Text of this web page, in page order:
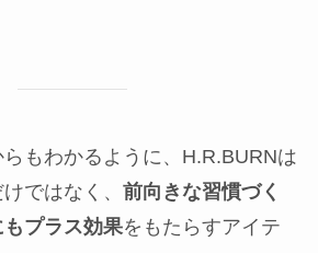
もわかるように、H.R.BURNは
ではなく、 前向きな習慣づく
もプラス効果をもたらすアイテ